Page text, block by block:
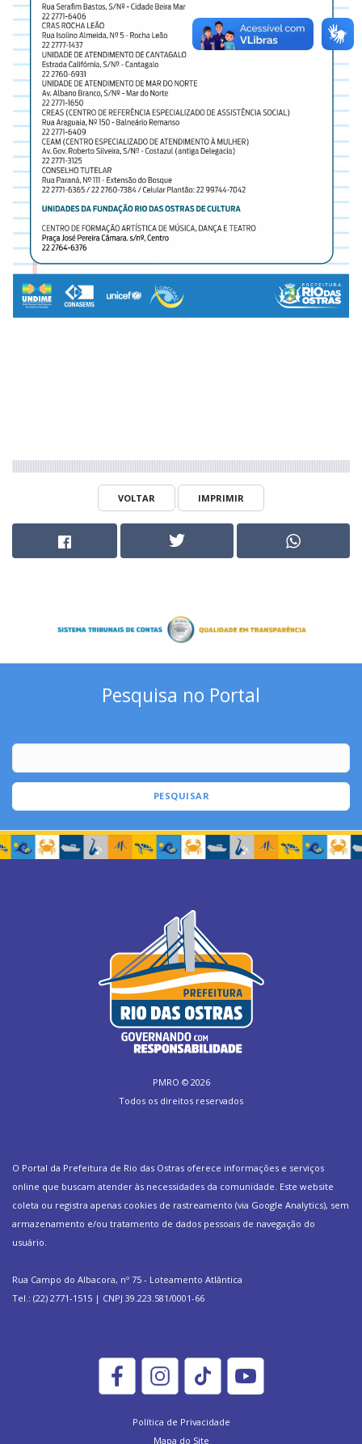
VOLTAR IMPRIMIR
Pesquisa no Portal
PESQUISAR
PMRO © 2026
Todos os direitos reservados
O Portal da Prefeitura de Rio das Ostras oferece informações e serviços
online que buscam atender às necessidades da comunidade. Este website
coleta ou registra apenas cookies de rastreamento (via Google Analytics), sem
armazenamento e/ou tratamento de dados pessoais de navegação do
usuário.
Rua Campo do Albacora, nº 75 - Loteamento Atlântica
Tel.: (22) 2771-1515 | CNPJ 39.223.581/0001-66
Política de Privacidade
Mapa do Site